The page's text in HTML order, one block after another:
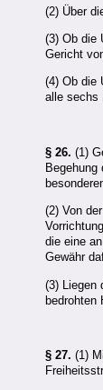
(2) Über
(3) Ob die
Gericht
(4) Ob die
alle sechs
§ 26. (1)
(2) Von
die eine
Gewähr
(3) Liegen
bedrohten
§ 27. (1)